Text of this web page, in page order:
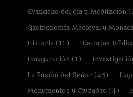
Evangelio del día y Meditación
Gastronomía Medieval y
Historia (11) Historias
Inauguración (1)
La Pasión del Señor (45)
Monumentos y Ciudades (4)